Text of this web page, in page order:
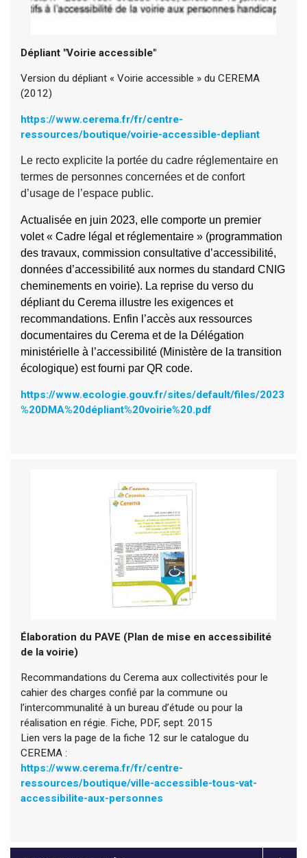
Dépliant "Voirie accessible"
Version du dépliant « Voirie accessible » du CEREMA
(2012)
https://www.cerema.fr/fr/centre-
ressources/boutique/voirie-accessible-depliant
Le recto explicite la portée du cadre réglementaire en
termes de personnes concernées et de confort
d’usage de l’espace public.
Actualisée en juin 2023, elle comporte un premier
volet « Cadre légal et réglementaire » (programmation
des travaux, commission consultative d’accessibilité,
données d’accessibilité aux normes du standard CNIG
cheminements en voirie). La reprise du verso du
dépliant du Cerema illustre les exigences et
recommandations. Enfin l’accès aux ressources
documentaires du Cerema et de la Délégation
ministérielle à l’accessibilité (Ministère de la transition
écologique) est fourni par QR code.
https://www.ecologie.gouv.fr/sites/default/files/2023
%20DMA%20dépliant%20voirie%20.pdf
Élaboration du PAVE (Plan de mise en accessibilité
de la voirie)
Recommandations du Cerema aux collectivités pour le
cahier des charges confié par la commune ou
l’intercommunalité à un bureau d’étude ou pour la
réalisation en régie. Fiche, PDF, sept. 2015
Lien vers la page de la fiche 12 sur le catalogue du
CEREMA :
https://www.cerema.fr/fr/centre-
ressources/boutique/ville-accessible-tous-vat-
accessibilite-aux-personnes